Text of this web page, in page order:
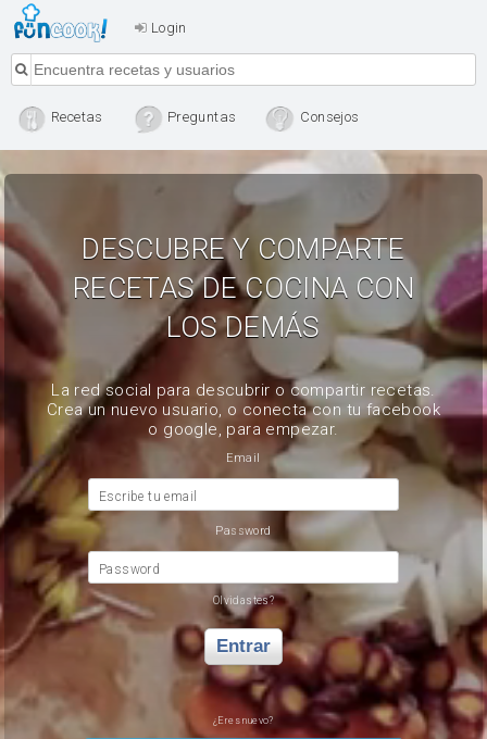
Login
Recetas Preguntas Consejos
DESCUBRE Y COMPARTE
RECETAS DE COCINA CON
LOS DEMÁS
La red social para descubrir o compartir recetas.
Crea un nuevo usuario, o conecta con tu facebook
o google, para empezar.
Email
Escribe tu email
Password
Password
Olvidastes?
Entrar
¿Eres nuevo?